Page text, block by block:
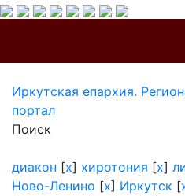
Иркутская епархия.
портал
Поиск
диакон [x] хиротония [x]
Ново-Ленино [x] Иркутск [